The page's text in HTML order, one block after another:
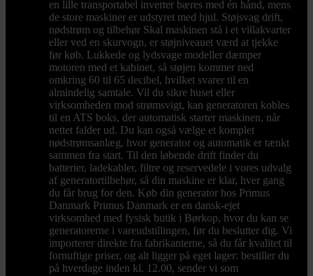
en lille transportabel inverter bæres med én hånd, mens
de store maskiner er udstyret med hjul. Støjsvag drift,
nødstrøm og tilbehør Skal maskinen stå i et villakvarter
eller ved en skurvogn, er støjniveauet værd at tjekke
før køb. Lukkede og lydsvage modeller dæmper
motoren med et kabinet, så støjen kommer ned
omkring 60 til 65 decibel, hvilket svarer til en
almindelig samtale. Vil du sikre huset eller
virksomheden mod strømsvigt, kan generatoren kobles
til en ATS boks, der automatisk starter maskinen, når
nettet falder ud. Du kan også vælge et komplet
nødstrømsanlæg, hvor generator og automatik er tænkt
sammen fra start. Til den løbende drift finder du
batterier, ladekabler, filtre og reservedele i vores udvalg
af generatortilbehør, så din maskine er klar, hver gang
du får brug for den. Køb din generator hos Primus
Danmark Primus Danmark er en dansk-ejet
virksomhed med fysisk butik i Børkop, hvor du kan se
generatorerne i vareudstillingen, før du beslutter dig. Vi
importerer direkte fra fabrikanterne, så du får kvalitet til
fornuftige priser, og alt ligger på eget lager: bestiller du
på hverdage inden kl. 12.00, sender vi som